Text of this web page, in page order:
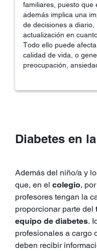
familiares, puesto que
además implica una
de decisiones a
actualización en
Todo ello puede
calidad de vida, o
preocupación,
Diabetes en
Además del niño/a y
que, en el colegio,
profesores tengan la
proporcionar parte del
equipo de diabetes.
profesionales a cargo
deben recibir